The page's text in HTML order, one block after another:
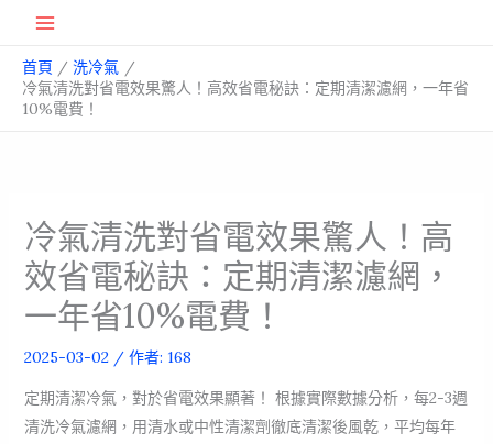
Menu
首頁
洗冷氣
冷氣清洗對省電效果驚人！高效省電秘訣：定期清潔濾網，一年省
10%電費！
冷氣清洗對省電效果驚人！高
效省電秘訣：定期清潔濾網，
一年省10%電費！
2025-03-02 / 作者: 168
定期清潔冷氣，對於省電效果顯著！ 根據實際數據分析，每2-3週
清洗冷氣濾網，用清水或中性清潔劑徹底清潔後風乾，平均每年